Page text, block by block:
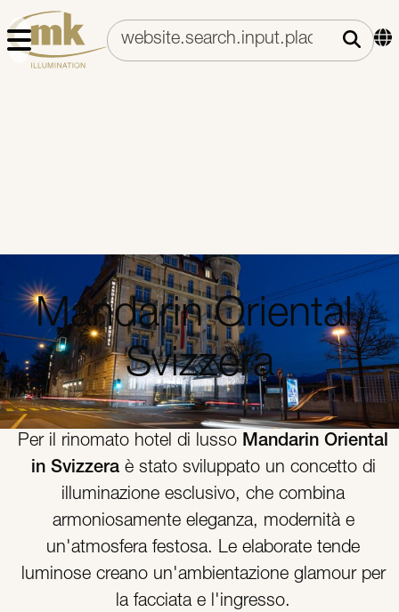
Mandarin Oriental,
Svizzera
Per il rinomato hotel di lusso Mandarin Oriental
in Svizzeraè stato sviluppato un concetto di
illuminazione esclusivo, che combina
armoniosamente eleganza, modernità e
un'atmosfera festosa. Le elaborate tende
luminose creano un'ambientazione glamour per
la facciata e l'ingresso.